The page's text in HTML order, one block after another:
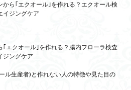
ら｢エクオール｣を作れる？エクオール検
イジングケア
エクオール｣を作れる？腸内フローラ検査
ジングケア
ル生産者)と作れない人の特徴や見た目の